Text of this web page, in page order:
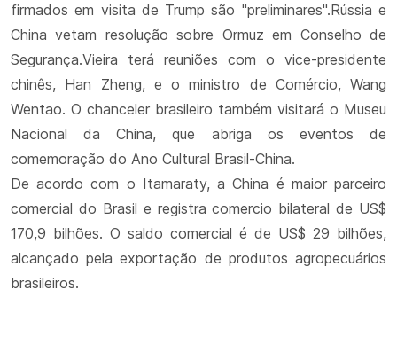
firmados em visita de Trump são "preliminares".Rússia e
China vetam resolução sobre Ormuz em Conselho de
Segurança.Vieira terá reuniões com o vice-presidente
chinês, Han Zheng, e o ministro de Comércio, Wang
Wentao. O chanceler brasileiro também visitará o Museu
Nacional da China, que abriga os eventos de
comemoração do Ano Cultural Brasil-China.
De acordo com o Itamaraty, a China é maior parceiro
comercial do Brasil e registra comercio bilateral de US$
170,9 bilhões. O saldo comercial é de US$ 29 bilhões,
alcançado pela exportação de produtos agropecuários
brasileiros.